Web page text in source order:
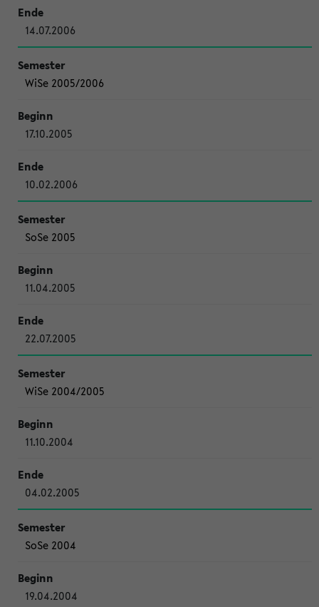
14.07.2006
WiSe 2005/2006
17.10.2005
10.02.2006
SoSe 2005
11.04.2005
22.07.2005
WiSe 2004/2005
11.10.2004
04.02.2005
SoSe 2004
19.04.2004